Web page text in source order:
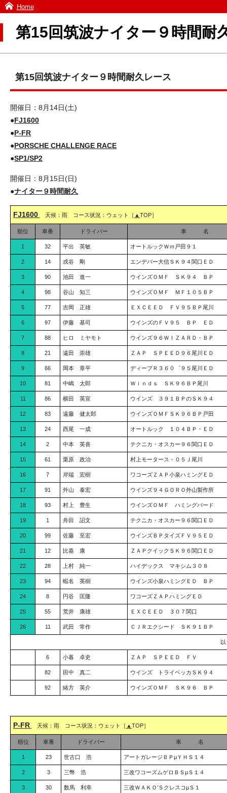
Home
第15回筑波ナイター９時間耐
第15回筑波ナイター９時間耐久レース
開催日：8月14日(土)
●FJ1600
●P-FR
●PORSCHE CHALLENGE RACE
●SP1/SP2
開催日：8月15日(日)
●ナイター９時間耐久
FJ1600 天候：雨 コース状況：ウェット［ ▲ TOP］
順位 車番 ドライバー 車 名
1 32 平出 英敏 オートルックＷｍ戸田９１
2 14 戎谷 剛 エンデバー大信ＳＫ９４関口ＥＤ
3 90 池田 進一 ウインズＯＭＦ ＳＫ９４ ＢＰ
4 98 谷山 知三 ウインズＯＭＦ ＭＦ１０５ＢＰ
5 77 吉岡 正雄 ＥＸＣＥＥＤ ＦＶ９５ＢＰ尾川
6 97 伊藤 基司 ウインズのＦＶ９５ ＢＰ ＥＤ
7 88 ヒロ ミヤモト ウインズ９６ＷＩＺＡＲＤ・ＢＰ
8 21 遠田 崇雄 ＺＡＰ ＳＰＥＥＤ９６尾川ＥＤ
9 66 岡本 章平 ディープＲ３６０゜９５尾川ＥＤ
10 81 中嶋 太郎 Ｗｉｎｄｓ ＳＫ９６ＢＰ尾川
11 86 横田 英宣 ウインズ ３９１ＢＰのＳＫ９４
12 83 遠藤 健太郎 ウインズＯＭＦＳＫ９６ＢＰ戸田
13 24 西尾 一成 オートルック １０４ＢＰ・ＥＤ
14 2 中本 英喜 テクニカ・オスカー９６関口ＥＤ
15 61 栗原 政治 村上モータース・０５Ｊ尾川
16 7 岸端 宏樹 ワコーズＺＡＰ小泉ハミングＥＤ
17 91 外山 泰宏 ウインズ９４ＧＯＲＯ外山製作所
18 93 村上 豊生 ウインズＯＭＦ ハミングバード
19 1 舟田 詔文 テクニカ・オスカー９６関口ＥＤ
20 99 佐藤 至宏 ウインズＢＰタイズＦＶ９５ＥＤ
21 12 比嘉 康 ＺＡＰクイックＳＫ９６関口ＥＤ
22 28 上村 純一 ハイデックス マキシム３０８
23 94 蝦名 英樹 ウインズ小泉ハミングＥＤ ＢＰ
24 8 円谷 匡隆 ワコーズＺＡＰハミングＥＤ
25 55 荒井 康雄 ＥＸＣＥＥＤ ３０７関口
26 11 武田 常作 ＣＪＲエクシード ＳＫ９１ＢＰ
6 小暮 卓史 ＺＡＰ ＳＰＥＥＤ ＦＶ
82 田中 真二 ウインズ トライベッカＳＫ９４
92 緒方 英介 ウインズＯＭＦ ＳＫ９６ ＢＰ
P-FR 天候：雨 コース状況：ウェット［ ▲ TOP］
順位 車番 ドライバー 車 名
1 23 世古口 浩 アートガレージＢＰμＹＨＳ１４
2 3 三幣 浩 三改ワコーズムゲロＢＳμＳ１４
3 30 数馬 利幸 三改ＷＡＫＯ’ＳクレスコμＳ１